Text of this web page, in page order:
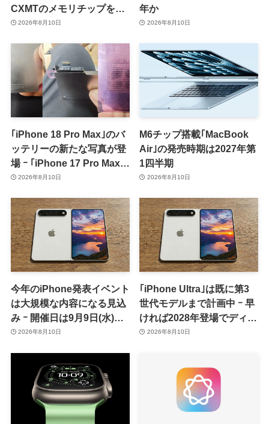
CXMTのメモリチップをテ
スト
2026年8月10日
年か
2026年8月10日
｢iPhone 18 Pro Max｣のバ
ッテリーの新たな写真が登
場 ｰ ｢iPhone 17 Pro Max｣
からの容量増加を確認
2026年8月10日
M6チップ搭載｢MacBook
Air｣の発売時期は2027年第
1四半期
2026年8月10日
今年のiPhone発表イベント
は大規模な内容になる見込
み ｰ 開催日は9月9日(水)、
予約受付開始日は9月12日
2026年8月10日
｢iPhone Ultra｣は既に第3
世代モデルまで計画中 ｰ 早
ければ2028年登場でディス
プレイが僅かに大型化
2026年8月10日